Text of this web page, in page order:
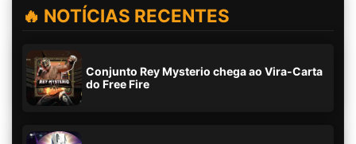
🔥 NOTÍCIAS RECENTES
Conjunto Rey Mysterio chega ao Vira-Carta
do Free Fire